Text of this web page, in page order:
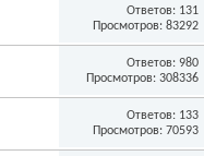
Ответов: 131
Просмотров: 83292
Ответов: 980
Просмотров: 308336
Ответов: 133
Просмотров: 70593